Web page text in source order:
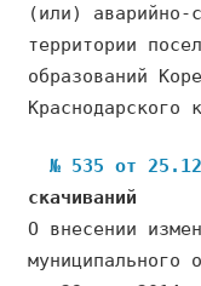
(или) аварийно-
территории
образований
Краснодарского
№ 535 от
скачиваний
О внесении
муниципального